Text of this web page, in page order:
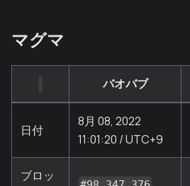
マグマ
バオバブ
日付
8月 08, 2022
11:01:20 / UTC+9
ブロッ